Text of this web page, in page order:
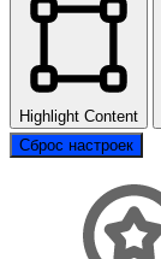
Highlight Content
Сброс настроек